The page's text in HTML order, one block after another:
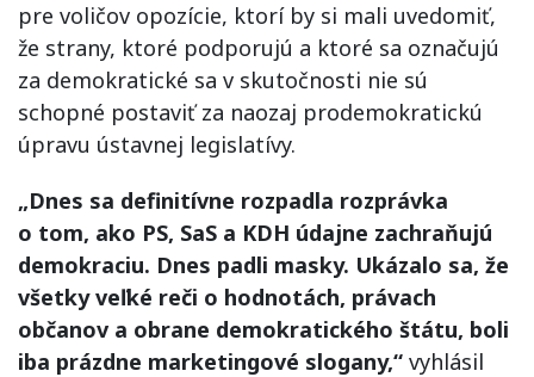
pre voličov opozície, ktorí by si mali uvedomiť,
že strany, ktoré podporujú a ktoré sa označujú
za demokratické sa v skutočnosti nie sú
schopné postaviť za naozaj prodemokratickú
úpravu ústavnej legislatívy.
„Dnes sa definitívne rozpadla rozprávka
o tom, ako PS, SaS a KDH údajne zachraňujú
demokraciu. Dnes padli masky. Ukázalo sa, že
všetky veľké reči o hodnotách, právach
občanov a obrane demokratického štátu, boli
iba prázdne marketingové slogany,“ vyhlásil